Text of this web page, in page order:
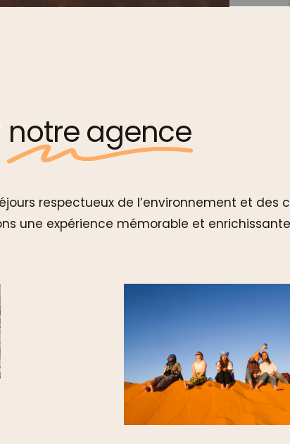
notre agence
respectueux de l’environnement et
une expérience mémorable et